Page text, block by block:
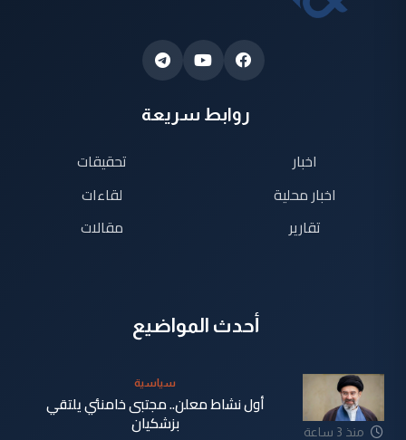
روابط سريعة
اخبار
اخبار محلية
تقارير
تحقيقات
لقاءات
مقالات
أحدث المواضيع
منذ 3 ساعة
سياسية
أول نشاط معلن.. مجتبى خامنئي يلتقي
بزشكيان